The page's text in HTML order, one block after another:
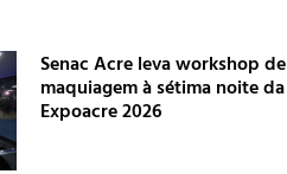
Senac Acre leva workshop de
maquiagem à sétima noite da
Expoacre 2026